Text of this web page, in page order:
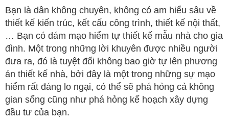
Bạn là dân không chuyên, không có am hiểu sâu về
thiết kế kiến trúc, kết cấu công trình, thiết kế nội thất,
… Bạn có dám mạo hiểm tự thiết kế mẫu nhà cho gia
đình. Một trong những lời khuyên được nhiều người
đưa ra, đó là tuyệt đối không bao giờ tự lên phương
án thiết kế nhà, bởi đây là một trong những sự mạo
hiểm rất đáng lo ngại, có thể sẽ phá hỏng cả không
gian sống cũng như phá hỏng kế hoạch xây dựng
đầu tư của bạn.